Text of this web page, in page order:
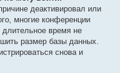
деактивировал или
многие конференции
длительное время не
размер базы данных.
снова и